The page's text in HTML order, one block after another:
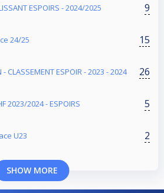
ESPOIRS - 2024/2025 9
24/25 15
- CLASSEMENT ESPOIR - 2023 - 2024 26
2023/2024 - ESPOIRS 5
U23 2
SHOW MORE